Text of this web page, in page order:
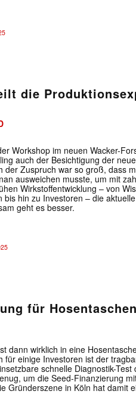
die
Workshop im neuen Wacker-
auch der Besichtigung der
der Zuspruch war so groß, dass
ausweichen musste, um mit
Wirkstoffentwicklung – von
bis hin zu Investoren – die
geht es besser.
für
dann wirklich in eine
für einige Investoren ist der
schnelle Diagnostik-
um die Seed-Finanzierung
Gründerszene in Köln hat damit